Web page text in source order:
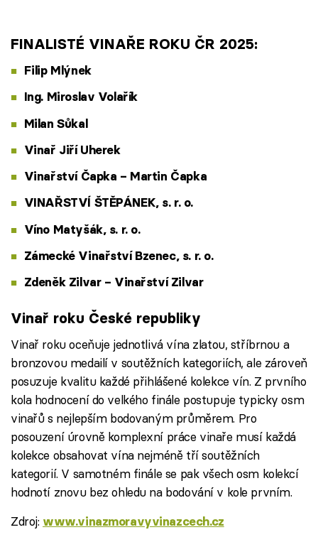
FINALISTÉ VINAŘE ROKU ČR 2025:
Filip Mlýnek
Ing. Miroslav Volařík
Milan Sůkal
Vinař Jiří Uherek
Vinařství Čapka – Martin Čapka
VINAŘSTVÍ ŠTĚPÁNEK, s. r. o.
Víno Matyšák, s. r. o.
Zámecké Vinařství Bzenec, s. r. o.
Zdeněk Zilvar – Vinařství Zilvar
Vinař roku České republiky
Vinař roku oceňuje jednotlivá vína zlatou, stříbrnou a
bronzovou medailí v soutěžních kategoriích, ale zároveň
posuzuje kvalitu každé přihlášené kolekce vín. Z prvního
kola hodnocení do velkého finále postupuje typicky osm
vinařů s nejlepším bodovaným průměrem. Pro
posouzení úrovně komplexní práce vinaře musí každá
kolekce obsahovat vína nejméně tří soutěžních
kategorií. V samotném finále se pak všech osm kolekcí
hodnotí znovu bez ohledu na bodování v kole prvním.
Zdroj: www.vinazmoravyvinazcech.cz